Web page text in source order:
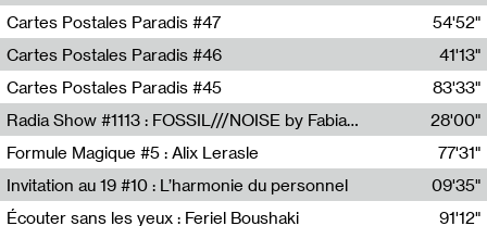
Mathias Dupaquier
Cartes Postales Paradis #47
Raymond Engramer
54'52"
Cartes Postales Paradis #46
Sarah Banville
41'13"
Cartes Postales Paradis #45
Mateo Cuin
83'33"
Radia Show #1113 : FOSSIL///NOISE by Fabiana Gibim / Wave Farm
Wave Farm
28'00"
Formule Magique #5 : Alix Lerasle
Nathalie Lacroix
77'31"
Invitation au 19 #10 : L’harmonie du personnel
19, CRAC
09'35"
Écouter sans les yeux : Feriel Boushaki
91'12"